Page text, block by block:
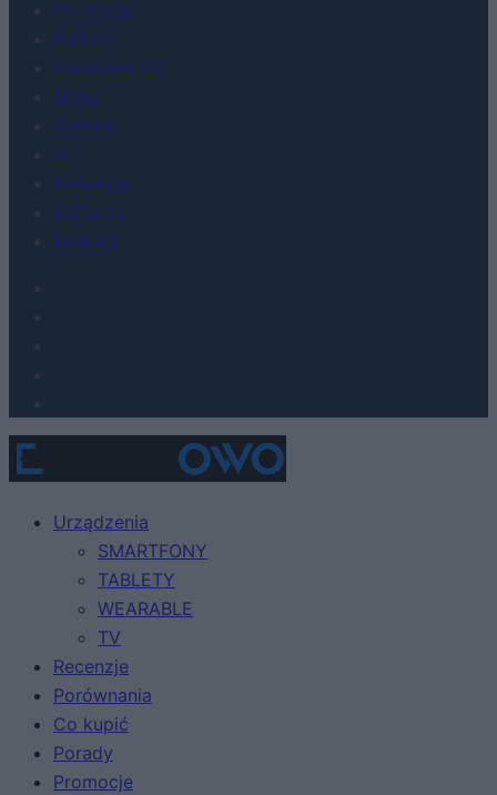
Promocje
FinTech
Hardware PC
Moto
Gaming
AI
Redakcja
Reklama
Kontakt
Urządzenia
SMARTFONY
TABLETY
WEARABLE
TV
Recenzje
Porównania
Co kupić
Porady
Promocje